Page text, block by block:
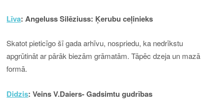
Līva: Angeluss Silēziuss: Ķerubu ceļinieks
Skatot pieticīgo šī gada arhīvu, nospriedu, ka nedrīkstu
apgrūtināt ar pārāk biezām grāmatām. Tāpēc dzeja un mazā
formā.
Didzis: Veins V.Daiers- Gadsimtu gudrības